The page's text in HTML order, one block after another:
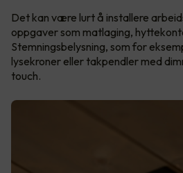
Det kan være lurt å installere
oppgaver som matlaging,
Stemningsbelysning, som for
lysekroner eller takpendler med
touch.